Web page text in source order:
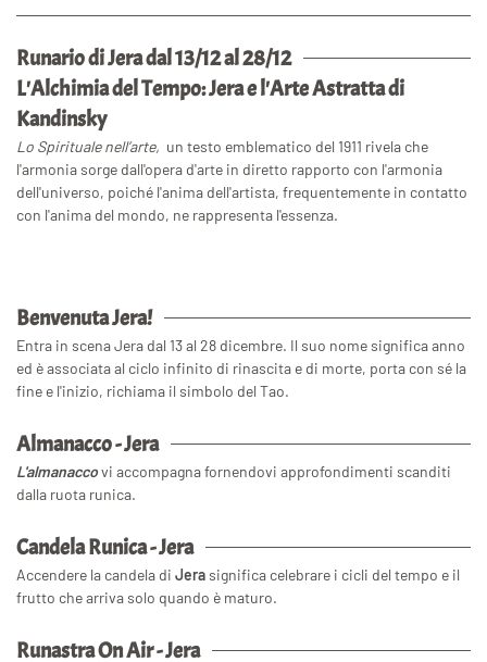
Runario di Jera dal 13/12 al 28/12
L'Alchimia del Tempo: Jera e l'Arte Astratta di
Kandinsky
Lo Spirituale nell’arte, un testo emblematico del 1911 rivela che
l'armonia sorge dall'opera d'arte in diretto rapporto con l'armonia
dell'universo, poiché l'anima dell'artista, frequentemente in contatto
con l'anima del mondo, ne rappresenta l'essenza.
Benvenuta Jera!
Entra in scena Jera dal 13 al 28 dicembre. Il suo nome significa anno
ed è associata al ciclo infinito di rinascita e di morte, porta con sé la
fine e l'inizio, richiama il simbolo del Tao.
Almanacco - Jera
L'almanaccovi accompagna fornendovi approfondimenti scanditi
dalla ruota runica.
Candela Runica - Jera
Accendere la candela di Jerasignifica celebrare i cicli del tempo e il
frutto che arriva solo quando è maturo.
Runastra On Air - Jera